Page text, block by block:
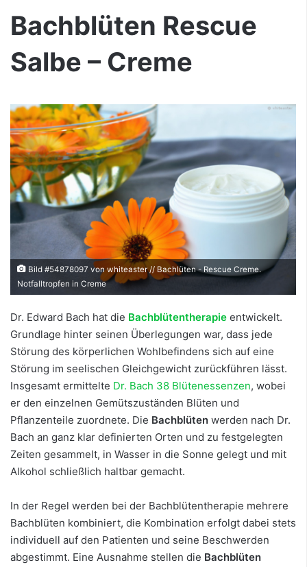
Bachblüten Rescue
Salbe – Creme
Bild #54878097 von whiteaster // Bachlüten - Rescue Creme.
Notfalltropfen in Creme
Dr. Edward Bach hat die Bachblütentherapie entwickelt.
Grundlage hinter seinen Überlegungen war, dass jede
Störung des körperlichen Wohlbefindens sich auf eine
Störung im seelischen Gleichgewicht zurückführen lässt.
Insgesamt ermittelte Dr. Bach 38 Blütenessenzen, wobei
er den einzelnen Gemütszuständen Blüten und
Pflanzenteile zuordnete. Die Bachblüten werden nach Dr.
Bach an ganz klar definierten Orten und zu festgelegten
Zeiten gesammelt, in Wasser in die Sonne gelegt und mit
Alkohol schließlich haltbar gemacht.
In der Regel werden bei der Bachblütentherapie mehrere
Bachblüten kombiniert, die Kombination erfolgt dabei stets
individuell auf den Patienten und seine Beschwerden
abgestimmt. Eine Ausnahme stellen die Bachblüten